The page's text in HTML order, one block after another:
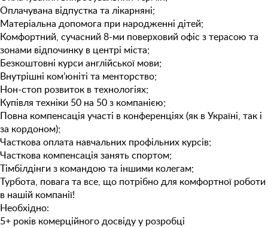
Оплачувана відпустка та лікарняні;
Матеріальна допомога при народженні дітей;
Комфортний, сучасний 8-ми поверховий офіс з терасою та
зонами відпочинку в центрі міста;
Безкоштовнi курси англійської мови;
Внутрішні ком’юніті та менторство;
Нон-стоп розвиток в технологіях;
Купівля техніки 50 на 50 з компанією;
Повна компенсація участі в конференціях (як в Україні, так і
за кордоном);
Часткова оплата навчальних профільних курсів;
Часткова компенсація занять спортом;
Тімбілдінги з командою та іншими колегам;
Турбота, повага та все, що потрібно для комфортної роботи
в нашій компанії!
Необхідно:
5+ років комерційного досвіду у розробці